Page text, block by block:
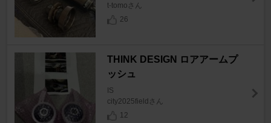
t-tomoさん
26
THINK DESIGN ロアアームプ
ッシュ
IS
city2025fieldさん
12